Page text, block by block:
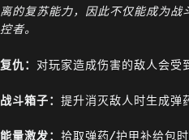
离的复苏能力，因此不仅能成为战
控者。
复仇： 对玩家造成伤害的敌人会受
战斗箱子： 提升消灭敌人时生成弹
能量激发： 拾取弹药/护甲补给包时